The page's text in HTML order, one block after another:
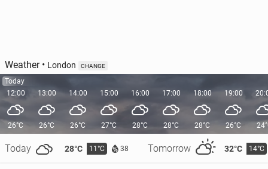
Weather• London CHANGE
Today
12:00
26°C
Today 28°C 11°C 38 Tomorrow 32°C 14°C
13:00
26°C
14:00
26°C
15:00
27°C
16:00
28°C
17:00
28°C
18:00
28°C
19:00
26°C